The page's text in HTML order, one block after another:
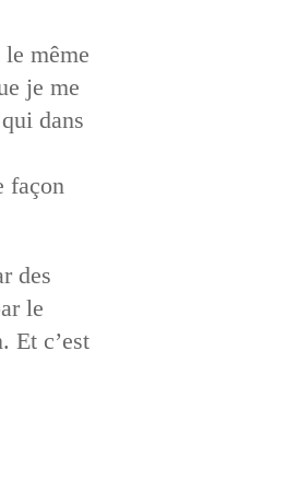
même
je me
dans
façon
des
le
Et c’est